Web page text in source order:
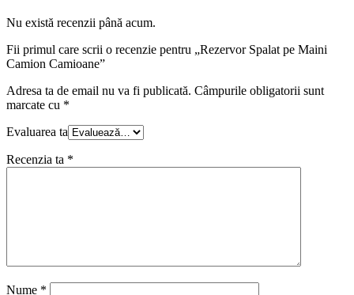
Nu există recenzii până acum.
Fii primul care scrii o recenzie pentru „Rezervor Spalat pe Maini
Camion Camioane”
Adresa ta de email nu va fi publicată. Câmpurile obligatorii sunt
marcate cu *
Evaluarea ta
Recenzia ta *
Nume *